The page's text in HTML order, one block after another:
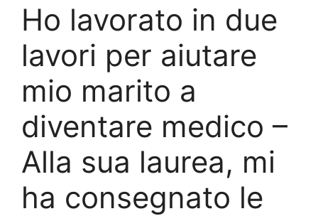
Ho lavorato in due
lavori per aiutare
mio marito a
diventare medico –
Alla sua laurea, mi
ha consegnato le